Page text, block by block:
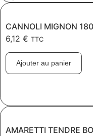
CANNOLI MIGNON
6,12 € TTC
Ajouter au panier
AMARETTI TENDRE